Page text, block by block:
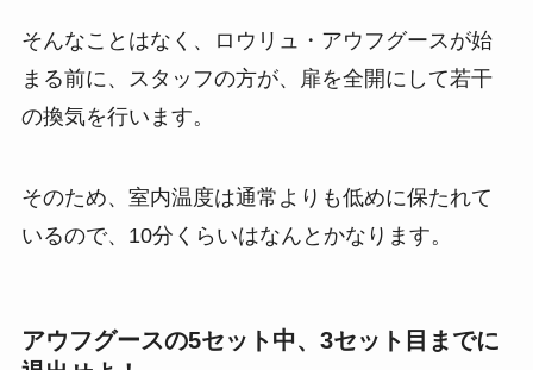
そんなことはなく、ロウリュ・アウフグースが始
まる前に、スタッフの方が、扉を全開にして若干
の換気を行います。
そのため、室内温度は通常よりも低めに保たれて
いるので、10分くらいはなんとかなります。
アウフグースの5セット中、3セット目までに